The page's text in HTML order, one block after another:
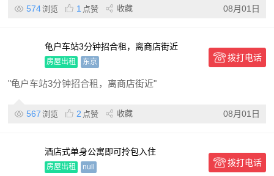
574浏览 1 点赞 收藏 08月01日
龟户车站3分钟招合租，离商店街近
房屋出租 东京 拨打电话
"龟户车站3分钟招合租，离商店街近"
567 浏览 2 点赞 收藏 08月01日
酒店式单身公寓即可拎包入住
房屋出租 null 拨打电话